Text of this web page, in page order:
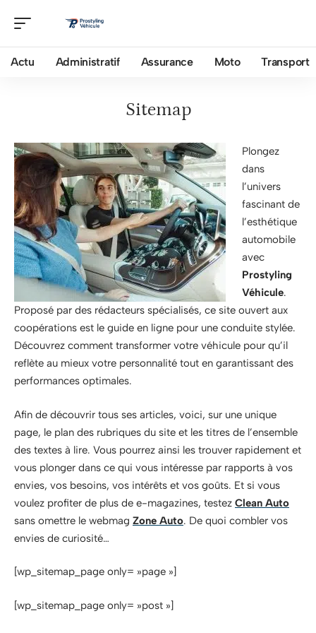
Actu Administratif Assurance Moto Transport
Sitemap
Plongez
dans
l’univers
fascinant de
l’esthétique
automobile
avec
Prostyling
Véhicule.
Proposé par des rédacteurs spécialisés, ce site ouvert aux
coopérations est le guide en ligne pour une conduite stylée.
Découvrez comment transformer votre véhicule pour qu’il
reflète au mieux votre personnalité tout en garantissant des
performances optimales.
Afin de découvrir tous ses articles, voici, sur une unique
page, le plan des rubriques du site et les titres de l’ensemble
des textes à lire. Vous pourrez ainsi les trouver rapidement et
vous plonger dans ce qui vous intéresse par rapports à vos
envies, vos besoins, vos intérêts et vos goûts. Et si vous
voulez profiter de plus de e-magazines, testez Clean Auto
sans omettre le webmag Zone Auto. De quoi combler vos
envies de curiosité…
[wp_sitemap_page only= »page »]
[wp_sitemap_page only= »post »]